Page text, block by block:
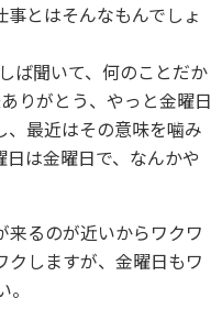
とはそんなもんでしょ
ば聞いて、何のことだか
りがとう、やっと金曜日
最近はその意味を噛み
は金曜日で、なんかや
来るのが近いからワクワ
クしますが、金曜日もワ